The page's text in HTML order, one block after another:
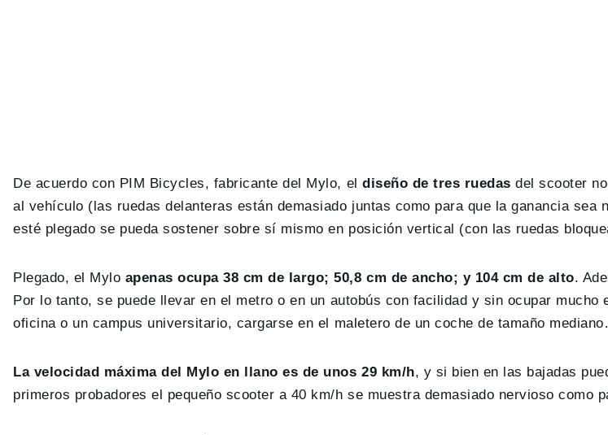
De acuerdo con PIM Bicycles, fabricante del Mylo, eldiseño de tres ruedas del scooter
al vehículo (las ruedas delanteras están demasiado juntas como para que la ganancia sea
esté plegado se pueda sostener sobre sí mismo en posición vertical (con las ruedas
Plegado, el Mylo apenas ocupa 38 cm de largo; 50,8 cm de ancho; y 104 cm de alto.
Por lo tanto, se puede llevar en el metro o en un autobús con facilidad y sin ocupar mucho
oficina o un campus universitario, cargarse en el maletero de un coche de tamaño
La velocidad máxima del Mylo en llano es de unos 29 km/h, y si bien en las bajadas
primeros probadores el pequeño scooter a 40 km/h se muestra demasiado nervioso como